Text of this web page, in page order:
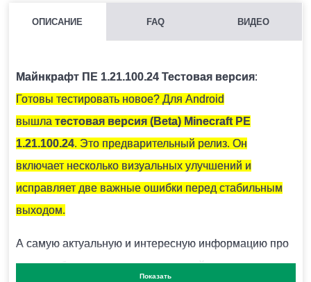
ОПИСАНИЕ FAQ ВИДЕО
Майнкрафт ПЕ 1.21.100.24 Тестовая версия:
Готовы тестировать новое? Для Android
вышла тестовая версия (Beta) Minecraft PE
1.21.100.24. Это предварительный релиз. Он
включает несколько визуальных улучшений и
исправляет две важные ошибки перед стабильным
выходом.
А самую актуальную и интересную информацию про
вашу любимую игру вы сможете найти в нашем
Показать
песком.
ЧЕМ ОТКАПЫВАТЬ ПОДОЗРИТЕЛЬНЫЙ ПЕСОК?
Для этого есть специальная кисточка.
ОПАСЕН ЛИ СНИФФЕР ДЛЯ ИГРОКА?
Нет.